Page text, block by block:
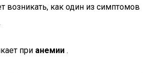
возникать, как один из симптомов
при анемии .